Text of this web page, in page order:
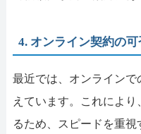
4. オンライン契約の
最近では、オンライン
えています。これによ
るため、スピードを重